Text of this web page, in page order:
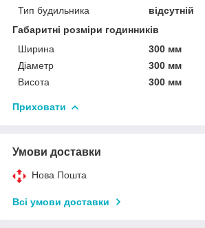
Тип будильника
відсутній
Габаритні розміри годинників
Ширина
300 мм
Діаметр
300 мм
Висота
300 мм
Приховати
Умови доставки
Нова Пошта
Всі умови доставки